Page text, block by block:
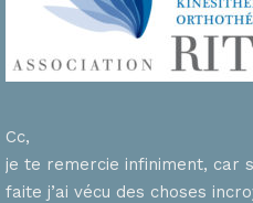
Cc,
je te remercie infiniment, car
faite j’ai vécu des choses